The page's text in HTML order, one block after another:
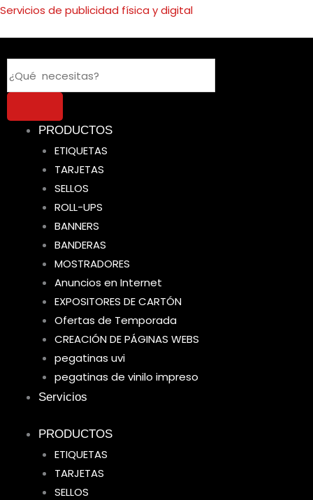
Ir
Servicios de publicidad física y digital
PRODUCTOS
ETIQUETAS
TARJETAS
SELLOS
ROLL-UPS
BANNERS
BANDERAS
MOSTRADORES
Anuncios en Internet
EXPOSITORES DE CARTÓN
Ofertas de Temporada
CREACIÓN DE PÁGINAS WEBS
pegatinas uvi
pegatinas de vinilo impreso
Servicios
PRODUCTOS
ETIQUETAS
TARJETAS
SELLOS